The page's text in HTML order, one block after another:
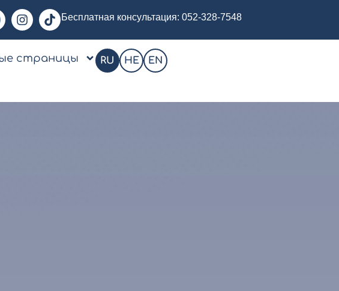
Бесплатная консультация: 052-328-7548
страницы RU HE EN